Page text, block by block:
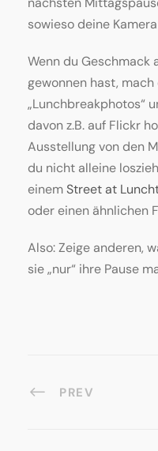
sowieso deine
Wenn du Geschmack
gewonnen hast,
„Lunchbreakphotos“
davon z.B. auf Flickr
Ausstellung von den
du nicht alleine
einemStreet at
oder einen ähnlichen
Also: Zeige anderen,
sie „nur“ ihre Pause
PREV